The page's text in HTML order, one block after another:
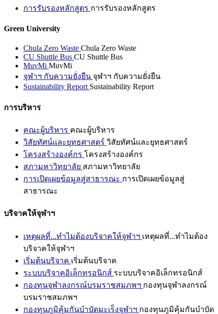
การรับรองหลักสูตร การรับรองหลักสูตร
Green University
Chula Zero Waste Chula Zero Waste
CU Shuttle Bus CU Shuttle Bus
MuvMi MuvMi
จุฬาฯ กับความยั่งยืน จุฬาฯ กับความยั่งยืน
Sustainability Report Sustainability Report
การบริหาร
คณะผู้บริหาร คณะผู้บริหาร
วิสัยทัศน์และยุทธศาสตร์ วิสัยทัศน์และยุทธศาสตร์
โครงสร้างองค์กร โครงสร้างองค์กร
สภามหาวิทยาลัย สภามหาวิทยาลัย
การเปิดเผยข้อมูลสู่สาธารณะ การเปิดเผยข้อมูลสู่
สาธารณะ
บริจาคให้จุฬาฯ
เหตุผลที่...ทำไมต้องบริจาคให้จุฬาฯ เหตุผลที่...ทำไมต้อง
บริจาคให้จุฬาฯ
เริ่มต้นบริจาค เริ่มต้นบริจาค
ระบบบริจาคอิเล็กทรอนิกส์ ระบบบริจาคอิเล็กทรอนิกส์
กองทุนจุฬาลงกรณ์บรมราชสมภพฯ กองทุนจุฬาลงกรณ์
บรมราชสมภพฯ
กองทุนภูมิคุ้มกันบำบัดมะเร็งจุฬาฯ กองทุนภูมิคุ้มกันบำบัด